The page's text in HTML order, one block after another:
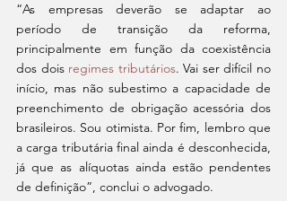
“As empresas deverão se adaptar ao
período de transição da reforma,
principalmente em função da coexistência
dos dois regimes tributários. Vai ser difícil no
início, mas não subestimo a capacidade de
preenchimento de obrigação acessória dos
brasileiros. Sou otimista. Por fim, lembro que
a carga tributária final ainda é desconhecida,
já que as alíquotas ainda estão pendentes
de definição”, conclui o advogado.